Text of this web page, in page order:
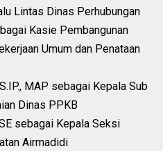
Lintas Dinas Perhubungan
Kasie Pembangunan
Umum dan Penataan
MAP sebagai Kepala Sub
Dinas PPKB
sebagai Kepala Seksi
Airmadidi